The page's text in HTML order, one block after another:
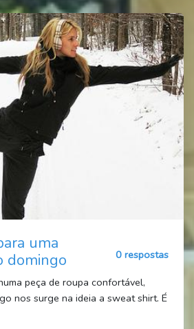
uma
domingo
0 respostas
peça de roupa confortável,
nos surge na ideia a sweat shirt. É